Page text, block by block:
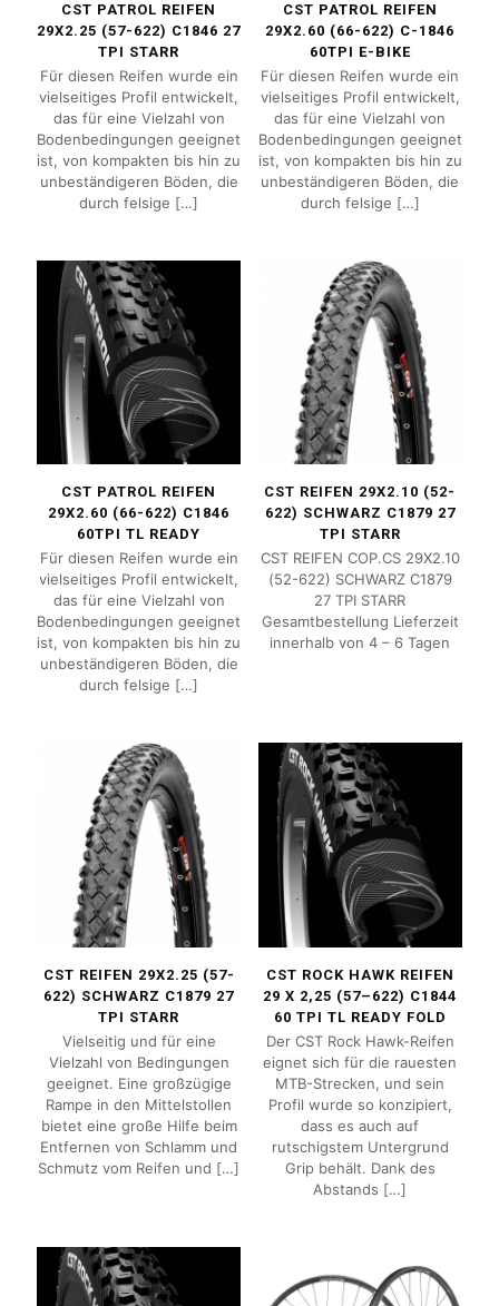
CST PATROL REIFEN
29X2.25 (57-622) C1846 27
TPI STARR
Für diesen Reifen wurde ein
vielseitiges Profil entwickelt,
das für eine Vielzahl von
Bodenbedingungen geeignet
ist, von kompakten bis hin zu
unbeständigeren Böden, die
durch felsige […]
CST PATROL REIFEN
29X2.60 (66-622) C-1846
60TPI E-BIKE
Für diesen Reifen wurde ein
vielseitiges Profil entwickelt,
das für eine Vielzahl von
Bodenbedingungen geeignet
ist, von kompakten bis hin zu
unbeständigeren Böden, die
durch felsige […]
CST PATROL REIFEN
29X2.60 (66-622) C1846
60TPI TL READY
Für diesen Reifen wurde ein
vielseitiges Profil entwickelt,
das für eine Vielzahl von
Bodenbedingungen geeignet
ist, von kompakten bis hin zu
unbeständigeren Böden, die
durch felsige […]
CST REIFEN 29X2.10 (52-
622) SCHWARZ C1879 27
TPI STARR
CST REIFEN COP.CS 29X2.10
(52-622) SCHWARZ C1879
27 TPI STARR
Gesamtbestellung Lieferzeit
innerhalb von 4 – 6 Tagen
CST REIFEN 29X2.25 (57-
622) SCHWARZ C1879 27
TPI STARR
Vielseitig und für eine
Vielzahl von Bedingungen
geeignet. Eine großzügige
Rampe in den Mittelstollen
bietet eine große Hilfe beim
Entfernen von Schlamm und
Schmutz vom Reifen und […]
CST ROCK HAWK REIFEN
29 X 2,25 (57–622) C1844
60 TPI TL READY FOLD
Der CST Rock Hawk-Reifen
eignet sich für die rauesten
MTB-Strecken, und sein
Profil wurde so konzipiert,
dass es auch auf
rutschigstem Untergrund
Grip behält. Dank des
Abstands […]